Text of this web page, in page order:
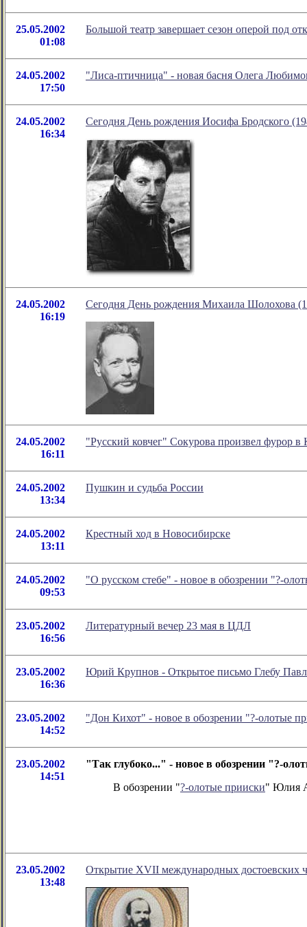
25.05.2002
01:08
Большой театр завершает сезон оперой под
24.05.2002
17:50
"Лиса-птичница" - новая басня Олега
24.05.2002
16:34
Сегодня День рождения Иосифа Бродского
24.05.2002
16:19
Сегодня День рождения Михаила Шолохова
24.05.2002
16:11
"Русский ковчег" Сокурова произвел фурор в
24.05.2002
13:34
Пушкин и судьба России
24.05.2002
13:11
Крестный ход в Новосибирске
24.05.2002
09:53
"О русском стебе" - новое в обозрении "?-
23.05.2002
16:56
Литературный вечер 23 мая в ЦДЛ
23.05.2002
16:36
Юрий Крупнов - Открытое письмо Глебу
23.05.2002
14:52
"Дон Кихот" - новое в обозрении "?-олотые
23.05.2002
14:51
"Так глубоко..." - новое в обозрении "?-
В обозрении "?-олотые прииски" Юлия
23.05.2002
13:48
Открытие XVII международных достоевских